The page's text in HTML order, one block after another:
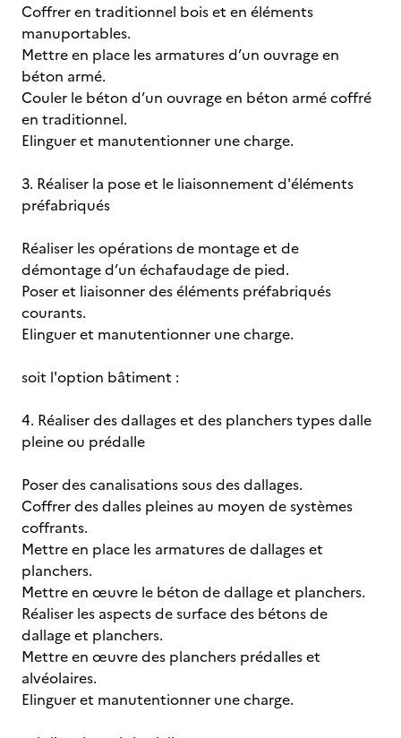
Coffrer en traditionnel bois et en éléments
manuportables.
Mettre en place les armatures d’un ouvrage en
béton armé.
Couler le béton d’un ouvrage en béton armé coffré
en traditionnel.
Elinguer et manutentionner une charge.
3. Réaliser la pose et le liaisonnement d'éléments
préfabriqués
Réaliser les opérations de montage et de
démontage d’un échafaudage de pied.
Poser et liaisonner des éléments préfabriqués
courants.
Elinguer et manutentionner une charge.
soit l'option bâtiment :
4. Réaliser des dallages et des planchers types dalle
pleine ou prédalle
Poser des canalisations sous des dallages.
Coffrer des dalles pleines au moyen de systèmes
coffrants.
Mettre en place les armatures de dallages et
planchers.
Mettre en œuvre le béton de dallage et planchers.
Réaliser les aspects de surface des bétons de
dallage et planchers.
Mettre en œuvre des planchers prédalles et
alvéolaires.
Elinguer et manutentionner une charge.